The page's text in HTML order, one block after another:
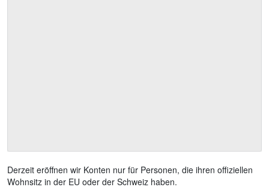
Derzeit eröffnen wir Konten nur für Personen, die ihren offiziellen
Wohnsitz in der EU oder der Schweiz haben.